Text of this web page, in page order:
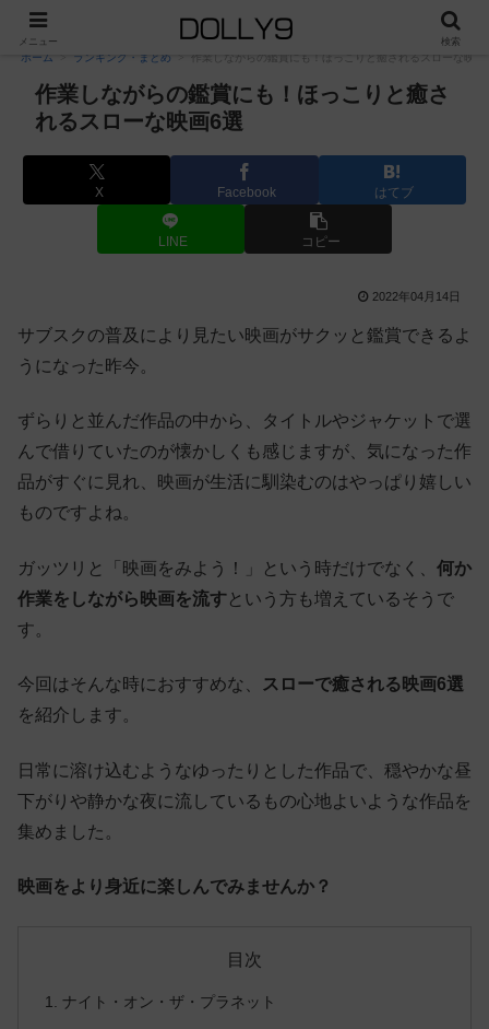
PR
ホーム ランキング・まとめ 作業しながらの鑑賞にも！ほっこりと癒されるスローな映画
作業しながらの鑑賞にも！ほっこりと癒さ
れるスローな映画6選
X Facebook はてブ
LINE コピー
2022年04月14日
サブスクの普及により見たい映画がサクッと鑑賞できるよ
うになった昨今。
ずらりと並んだ作品の中から、タイトルやジャケットで選
んで借りていたのが懐かしくも感じますが、気になった作
品がすぐに見れ、映画が生活に馴染むのはやっぱり嬉しい
ものですよね。
ガッツリと「映画をみよう！」という時だけでなく、 何か
作業をしながら映画を流すという方も増えているそうで
す。
今回はそんな時におすすめな、
スローで癒される映画6選
を紹介します。
日常に溶け込むようなゆったりとした作品で、穏やかな昼
下がりや静かな夜に流しているもの心地よいような作品を
集めました。
映画をより身近に楽しんでみませんか？
目次
ナイト・オン・ザ・プラネット
メニュー 検索